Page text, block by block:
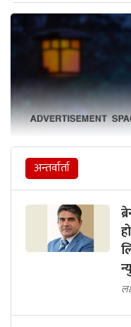
अन्तर्वार्ता